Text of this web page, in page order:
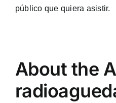
público que quiera asistir.
About the